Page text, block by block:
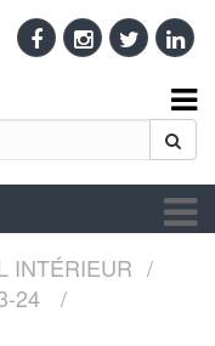
INTÉRIEUR
24